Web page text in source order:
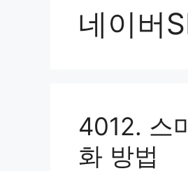
네이버
4012. 스
화 방법